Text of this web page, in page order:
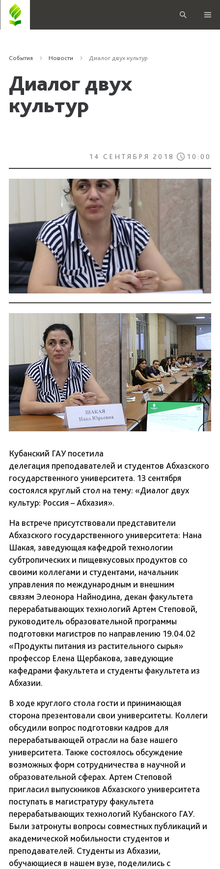
События Новости Диалог двух культур
Диалог двух
культур
14 СЕНТЯБРЯ 2018 10:00
Кубанский ГАУ посетила
делегация преподавателей и студентов Абхазского
государственного университета. 13 сентября
состоялся круглый стол на тему: «Диалог двух
культур: Россия – Абхазия».
На встрече присутствовали представители
Абхазского государственного университета: Нана
Шакая, заведующая кафедрой технологии
субтропических и пищевкусовых продуктов со
своими коллегами и студентами, начальник
управления по международным и внешним
связям Элеонора Найнодина, декан факультета
перерабатывающих технологий Артем Степовой,
руководитель образовательной программы
подготовки магистров по направлению 19.04.02
«Продукты питания из растительного сырья»
профессор Елена Щербакова, заведующие
кафедрами факультета и студенты факультета из
Абхазии.
В ходе круглого стола гости и принимающая
сторона презентовали свои университеты. Коллеги
обсудили вопрос подготовки кадров для
перерабатывающей отрасли на базе нашего
университета. Также состоялось обсуждение
возможных форм сотрудничества в научной и
образовательной сферах. Артем Степовой
пригласил выпускников Абхазского университета
поступать в магистратуру факультета
перерабатывающих технологий Кубанского ГАУ.
Были затронуты вопросы совместных публикаций и
академической мобильности студентов и
преподавателей. Студенты из Абхазии,
обучающиеся в нашем вузе, поделились с